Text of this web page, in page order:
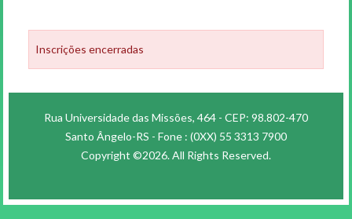
Inscrições encerradas
Rua Universidade das Missões, 464 - CEP: 98.802-470
Santo Ângelo-RS - Fone : (0XX) 55 3313 7900
Copyright ©2026. All Rights Reserved.